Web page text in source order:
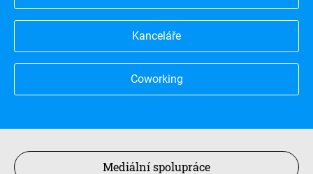
Kanceláře
Coworking
Mediální spolupráce